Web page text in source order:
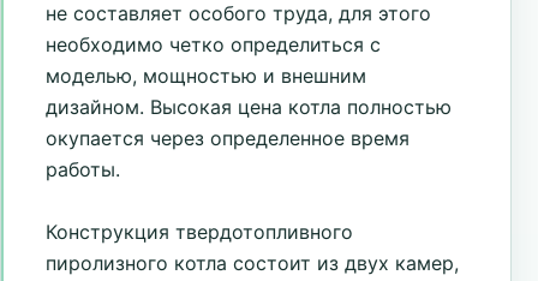
не составляет особого труда, для этого
необходимо четко определиться с
моделью, мощностью и внешним
дизайном. Высокая цена котла полностью
окупается через определенное время
работы.
Конструкция твердотопливного
пиролизного котла состоит из двух камер,